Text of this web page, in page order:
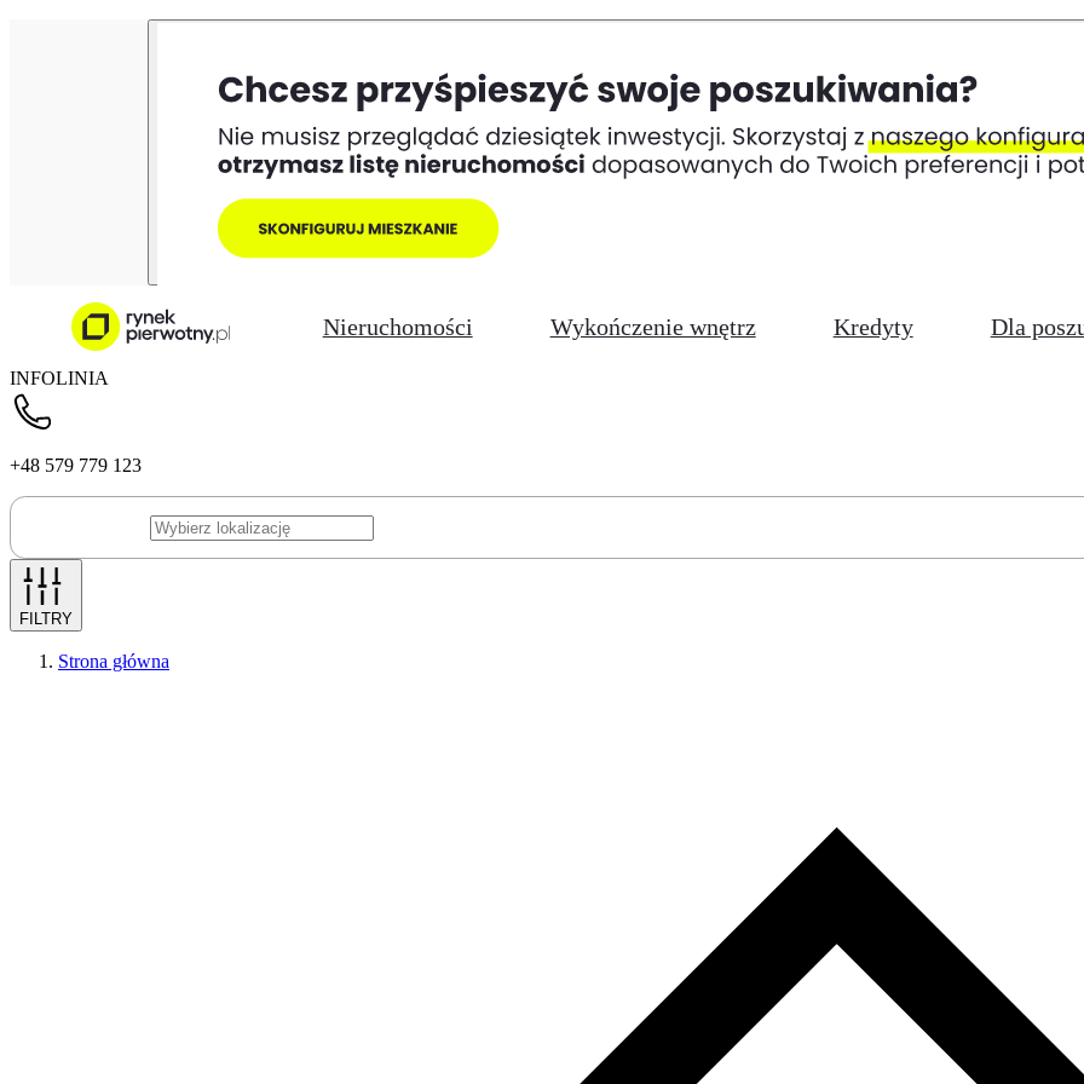
Nieruchomości Wykończenie wnętrz Kredyty Dla
INFOLINIA
+48 579 779 123
FILTRY
Strona główna